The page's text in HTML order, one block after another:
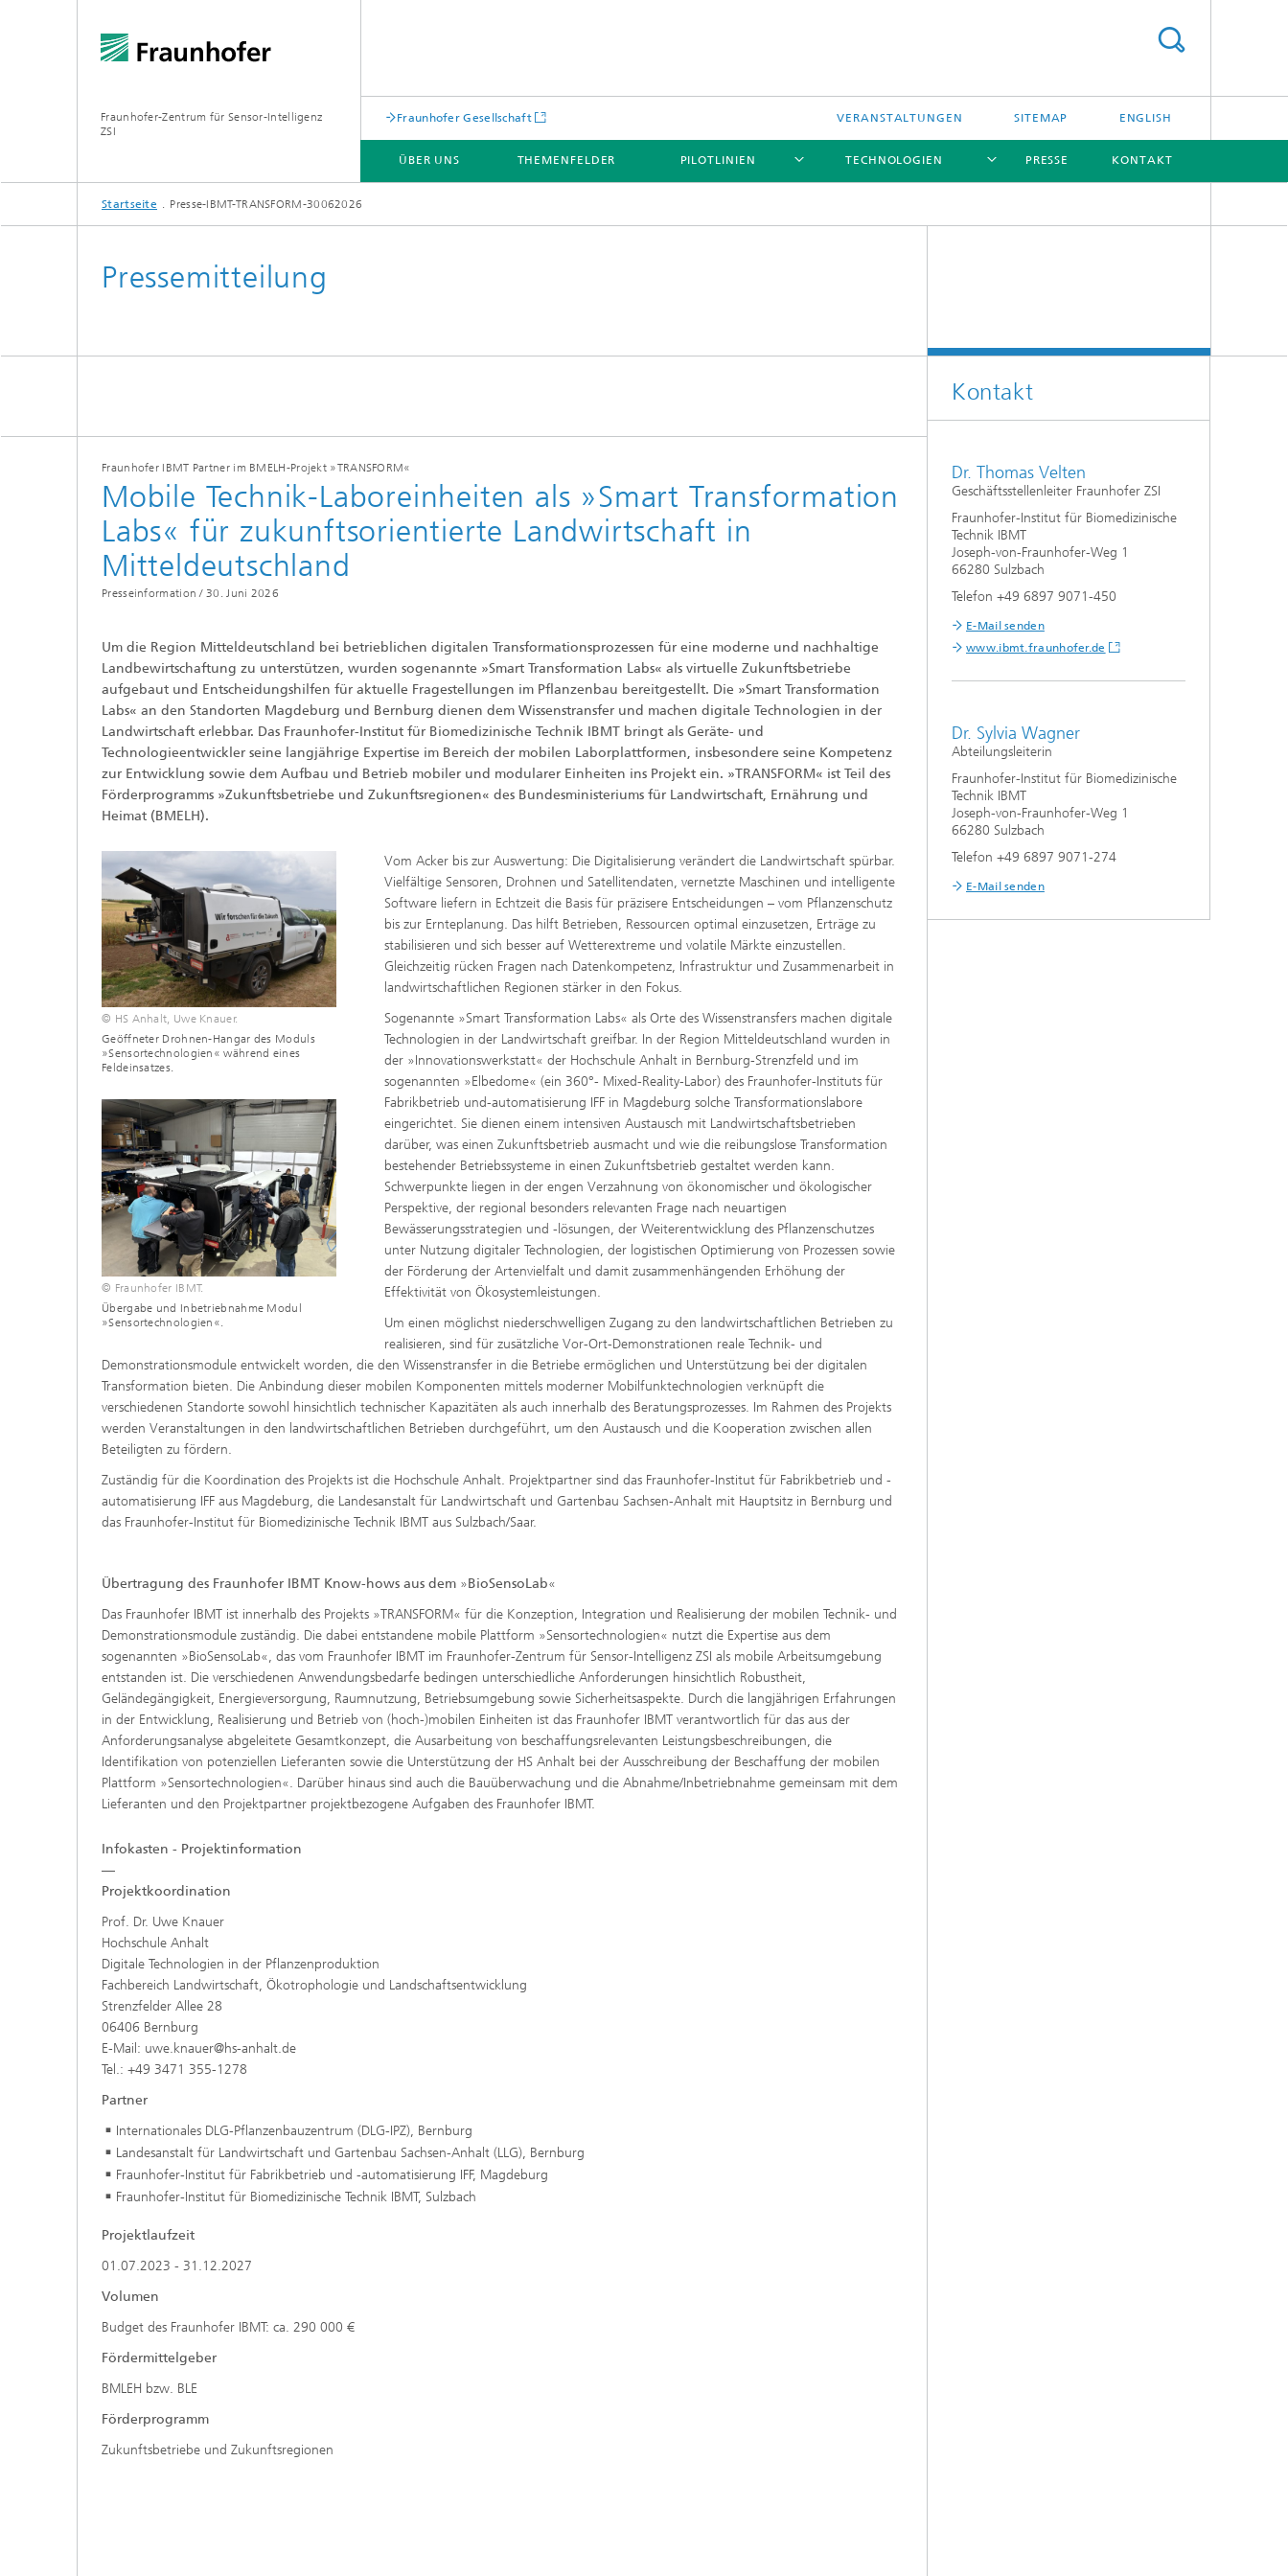
Fraunhofer-Zentrum für Sensor-Intelligenz
ZSI
Fraunhofer Gesellschaft VERANSTALTUNGEN SITEMAP ENGLISH
ÜBER UNS THEMENFELDER PILOTLINIEN
PILOTLINIEN
TECHNOLOGIEN
TECHNOLOGIEN
PRESSE KONTAKT
Startseite Presse-IBMT-TRANSFORM-30062026
Pressemitteilung
Fraunhofer IBMT Partner im BMELH-Projekt »TRANSFORM«
Mobile Technik-Laboreinheiten als »Smart Transformation
Labs« für zukunftsorientierte Landwirtschaft in
Mitteldeutschland
Presseinformation / 30. Juni 2026
Um die Region Mitteldeutschland bei betrieblichen digitalen Transformationsprozessen für eine moderne und nachhaltige
Landbewirtschaftung zu unterstützen, wurden sogenannte »Smart Transformation Labs« als virtuelle Zukunftsbetriebe
aufgebaut und Entscheidungshilfen für aktuelle Fragestellungen im Pflanzenbau bereitgestellt. Die »Smart Transformation
Labs« an den Standorten Magdeburg und Bernburg dienen dem Wissenstransfer und machen digitale Technologien in der
Landwirtschaft erlebbar. Das Fraunhofer-Institut für Biomedizinische Technik IBMT bringt als Geräte- und
Technologieentwickler seine langjährige Expertise im Bereich der mobilen Laborplattformen, insbesondere seine Kompetenz
zur Entwicklung sowie dem Aufbau und Betrieb mobiler und modularer Einheiten ins Projekt ein. »TRANSFORM« ist Teil des
Förderprogramms »Zukunftsbetriebe und Zukunftsregionen« des Bundesministeriums für Landwirtschaft, Ernährung und
Heimat (BMELH).
© HS Anhalt, Uwe Knauer.
Geöffneter Drohnen-Hangar des Moduls
»Sensortechnologien« während eines
Feldeinsatzes.
© Fraunhofer IBMT.
Übergabe und Inbetriebnahme Modul
»Sensortechnologien«.
Vom Acker bis zur Auswertung: Die Digitalisierung verändert die Landwirtschaft spürbar.
Vielfältige Sensoren, Drohnen und Satellitendaten, vernetzte Maschinen und intelligente
Software liefern in Echtzeit die Basis für präzisere Entscheidungen – vom Pflanzenschutz
bis zur Ernteplanung. Das hilft Betrieben, Ressourcen optimal einzusetzen, Erträge zu
stabilisieren und sich besser auf Wetterextreme und volatile Märkte einzustellen.
Gleichzeitig rücken Fragen nach Datenkompetenz, Infrastruktur und Zusammenarbeit in
landwirtschaftlichen Regionen stärker in den Fokus.
Sogenannte »Smart Transformation Labs« als Orte des Wissenstransfers machen digitale
Technologien in der Landwirtschaft greifbar. In der Region Mitteldeutschland wurden in
der »Innovationswerkstatt« der Hochschule Anhalt in Bernburg-Strenzfeld und im
sogenannten »Elbedome« (ein 360°- Mixed-Reality-Labor) des Fraunhofer-Instituts für
Fabrikbetrieb und-automatisierung IFF in Magdeburg solche Transformationslabore
eingerichtet. Sie dienen einem intensiven Austausch mit Landwirtschaftsbetrieben
darüber, was einen Zukunftsbetrieb ausmacht und wie die reibungslose Transformation
bestehender Betriebssysteme in einen Zukunftsbetrieb gestaltet werden kann.
Schwerpunkte liegen in der engen Verzahnung von ökonomischer und ökologischer
Perspektive, der regional besonders relevanten Frage nach neuartigen
Bewässerungsstrategien und -lösungen, der Weiterentwicklung des Pflanzenschutzes
unter Nutzung digitaler Technologien, der logistischen Optimierung von Prozessen sowie
der Förderung der Artenvielfalt und damit zusammenhängenden Erhöhung der
Effektivität von Ökosystemleistungen.
Um einen möglichst niederschwelligen Zugang zu den landwirtschaftlichen Betrieben zu
realisieren, sind für zusätzliche Vor-Ort-Demonstrationen reale Technik- und
Demonstrationsmodule entwickelt worden, die den Wissenstransfer in die Betriebe ermöglichen und Unterstützung bei der digitalen
Transformation bieten. Die Anbindung dieser mobilen Komponenten mittels moderner Mobilfunktechnologien verknüpft die
verschiedenen Standorte sowohl hinsichtlich technischer Kapazitäten als auch innerhalb des Beratungsprozesses. Im Rahmen des Projekts
werden Veranstaltungen in den landwirtschaftlichen Betrieben durchgeführt, um den Austausch und die Kooperation zwischen allen
Beteiligten zu fördern.
Zuständig für die Koordination des Projekts ist die Hochschule Anhalt. Projektpartner sind das Fraunhofer-Institut für Fabrikbetrieb und -
automatisierung IFF aus Magdeburg, die Landesanstalt für Landwirtschaft und Gartenbau Sachsen-Anhalt mit Hauptsitz in Bernburg und
das Fraunhofer-Institut für Biomedizinische Technik IBMT aus Sulzbach/Saar.
Übertragung des Fraunhofer IBMT Know-hows aus dem »BioSensoLab«
Das Fraunhofer IBMT ist innerhalb des Projekts »TRANSFORM« für die Konzeption, Integration und Realisierung der mobilen Technik- und
Demonstrationsmodule zuständig. Die dabei entstandene mobile Plattform »Sensortechnologien« nutzt die Expertise aus dem
sogenannten »BioSensoLab«, das vom Fraunhofer IBMT im Fraunhofer-Zentrum für Sensor-Intelligenz ZSI als mobile Arbeitsumgebung
entstanden ist. Die verschiedenen Anwendungsbedarfe bedingen unterschiedliche Anforderungen hinsichtlich Robustheit,
Geländegängigkeit, Energieversorgung, Raumnutzung, Betriebsumgebung sowie Sicherheitsaspekte. Durch die langjährigen Erfahrungen
in der Entwicklung, Realisierung und Betrieb von (hoch-)mobilen Einheiten ist das Fraunhofer IBMT verantwortlich für das aus der
Anforderungsanalyse abgeleitete Gesamtkonzept, die Ausarbeitung von beschaffungsrelevanten Leistungsbeschreibungen, die
Identifikation von potenziellen Lieferanten sowie die Unterstützung der HS Anhalt bei der Ausschreibung der Beschaffung der mobilen
Plattform »Sensortechnologien«. Darüber hinaus sind auch die Bauüberwachung und die Abnahme/Inbetriebnahme gemeinsam mit dem
Lieferanten und den Projektpartner projektbezogene Aufgaben des Fraunhofer IBMT.
Infokasten - Projektinformation
—
Projektkoordination
Prof. Dr. Uwe Knauer
Hochschule Anhalt
Digitale Technologien in der Pflanzenproduktion
Fachbereich Landwirtschaft, Ökotrophologie und Landschaftsentwicklung
Strenzfelder Allee 28
06406 Bernburg
E-Mail: uwe.knauer@hs-anhalt.de
Tel.: +49 3471 355-1278
Partner
Internationales DLG-Pflanzenbauzentrum (DLG-IPZ), Bernburg
Landesanstalt für Landwirtschaft und Gartenbau Sachsen-Anhalt (LLG), Bernburg
Fraunhofer-Institut für Fabrikbetrieb und -automatisierung IFF, Magdeburg
Fraunhofer-Institut für Biomedizinische Technik IBMT, Sulzbach
Projektlaufzeit
01.07.2023 - 31.12.2027
Volumen
Budget des Fraunhofer IBMT: ca. 290 000 €
Fördermittelgeber
BMLEH bzw. BLE
Förderprogramm
Zukunftsbetriebe und Zukunftsregionen
Kontakt
Dr. Thomas Velten
Geschäftsstellenleiter Fraunhofer ZSI
Fraunhofer-Institut für Biomedizinische
Technik IBMT
Joseph-von-Fraunhofer-Weg 1
66280 Sulzbach
Telefon +49 6897 9071-450
E-Mail senden
www.ibmt.fraunhofer.de
Dr. Sylvia Wagner
Abteilungsleiterin
Fraunhofer-Institut für Biomedizinische
Technik IBMT
Joseph-von-Fraunhofer-Weg 1
66280 Sulzbach
Telefon +49 6897 9071-274
E-Mail senden